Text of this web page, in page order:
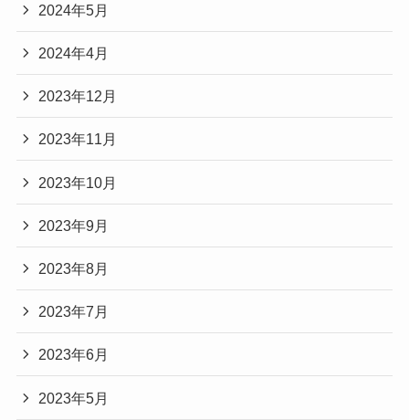
2024年5月
2024年4月
2023年12月
2023年11月
2023年10月
2023年9月
2023年8月
2023年7月
2023年6月
2023年5月